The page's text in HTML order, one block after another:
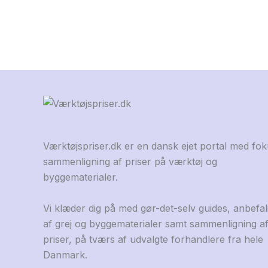
Værktøjspriser.dk er en dansk ejet portal med
sammenligning af priser på værktøj og
byggematerialer.
Vi klæder dig på med gør-det-selv guides,
af grej og byggematerialer samt sammenligning af
priser, på tværs af udvalgte forhandlere fra hele
Danmark.